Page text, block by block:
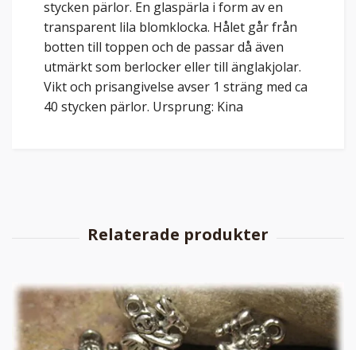
stycken pärlor. En glaspärla i form av en
transparent lila blomklocka. Hålet går från
botten till toppen och de passar då även
utmärkt som berlocker eller till änglakjolar.
Vikt och prisangivelse avser 1 sträng med ca
40 stycken pärlor. Ursprung: Kina